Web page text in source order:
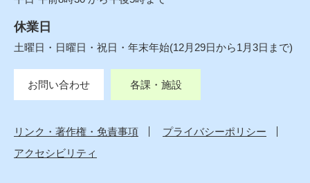
休業日
土曜日・日曜日・祝日・年末年始(12月29日から1月3日まで)
お問い合わせ 各課・施設
リンク・著作権・免責事項
プライバシーポリシー
アクセシビリティ